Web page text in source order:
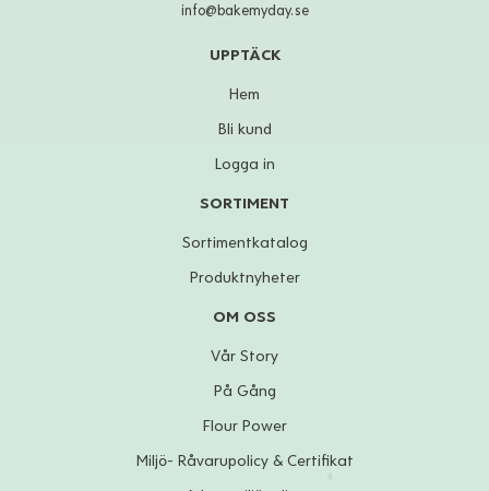
info@bakemyday.se
UPPTÄCK
Hem
Bli kund
Logga in
SORTIMENT
Sortimentkatalog
Produktnyheter
OM OSS
Vår Story
På Gång
Flour Power
Miljö- Råvarupolicy & Certifikat